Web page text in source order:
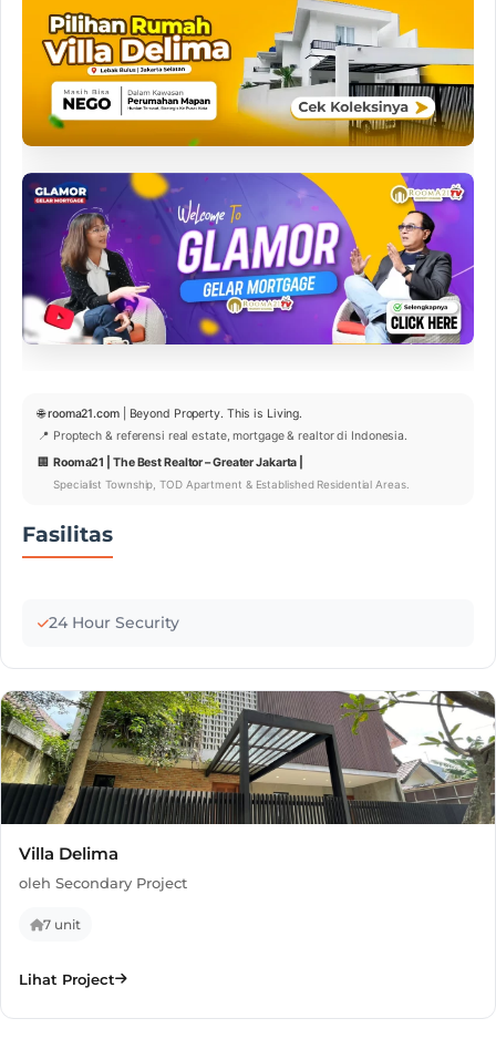
🌐rooma21.com| Beyond Property. This is Living.
📍 Proptech & referensi real estate, mortgage & realtor di Indonesia.
🏢 Rooma21 | The Best Realtor – Greater Jakarta |
Specialist Township, TOD Apartment & Established Residential Areas.
Fasilitas
24 Hour Security
Villa Delima
oleh Secondary Project
7 unit
Lihat Project